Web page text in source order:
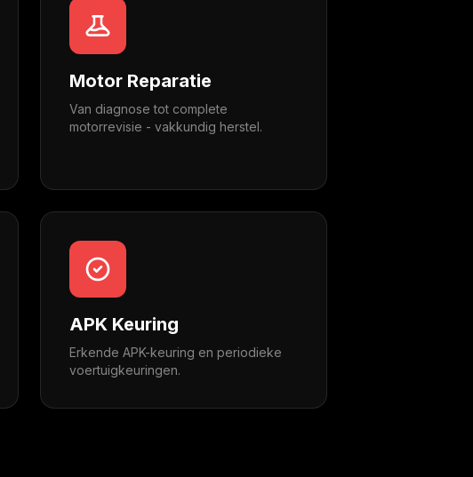
Motor Reparatie
Van diagnose tot complete
motorrevisie - vakkundig herstel.
APK Keuring
Erkende APK-keuring en periodieke
voertuigkeuringen.